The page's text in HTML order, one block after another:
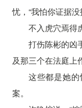
忧，“我怕你证据
不入虎穴焉得
打伤陈彬的凶
及那三个在法庭上
这些都是她
案。